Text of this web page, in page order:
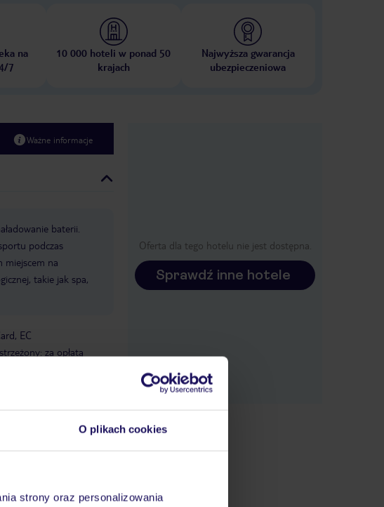
O plikach cookies
strony oraz personalizowania
na
7
10 000 hoteli w ponad 50
krajach
Najwyższa gwarancja
ubezpieczeniowa
Ważne informacje
baterii.
podczas
miejscem na
takie jak spa,
EC
za opłatą
SMS i za
przydatnych
jesteśmy
Oferta dla tego hotelu nie jest dostępna.
Sprawdź inne hotele